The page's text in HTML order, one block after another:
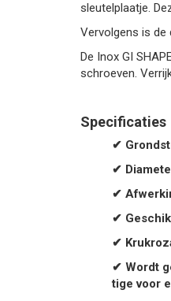
sleutelplaatje.
Vervolgens is de
De Inox GI
schroeven.
Specificaties
✔
✔
✔
✔ G
✔
✔ Wordt
tige voor